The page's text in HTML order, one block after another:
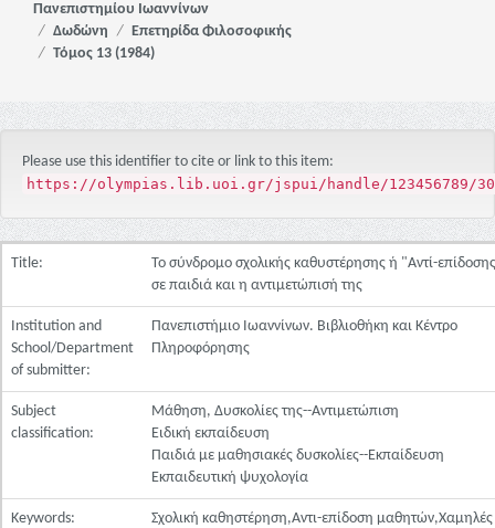
Πανεπιστημίου Ιωαννίνων
Δωδώνη
Επετηρίδα Φιλοσοφικής
Τόμος 13 (1984)
Please use this identifier to cite or link to this item:
https://olympias.lib.uoi.gr/jspui/handle/123456789/
Title:
Το σύνδρομο σχολικής καθυστέρησης ή "Αντί-
σε παιδιά και η αντιμετώπισή της
Institution and
School/Department
of submitter:
Πανεπιστήμιο Ιωαννίνων. Βιβλιοθήκη και Κέντρο
Πληροφόρησης
Subject
classification:
Μάθηση, Δυσκολίες της--Αντιμετώπιση
Ειδική εκπαίδευση
Παιδιά με μαθησιακές δυσκολίες--Εκπαίδευση
Εκπαιδευτική ψυχολογία
Keywords:
Σχολική καθηστέρηση,Αντι-επίδοση μαθητών,Χαμηλές